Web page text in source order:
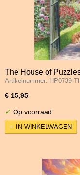
The House of
Artikelnummer: HP0739
€ 15,95
✓ Op voorraad
IN WINKELWAGEN